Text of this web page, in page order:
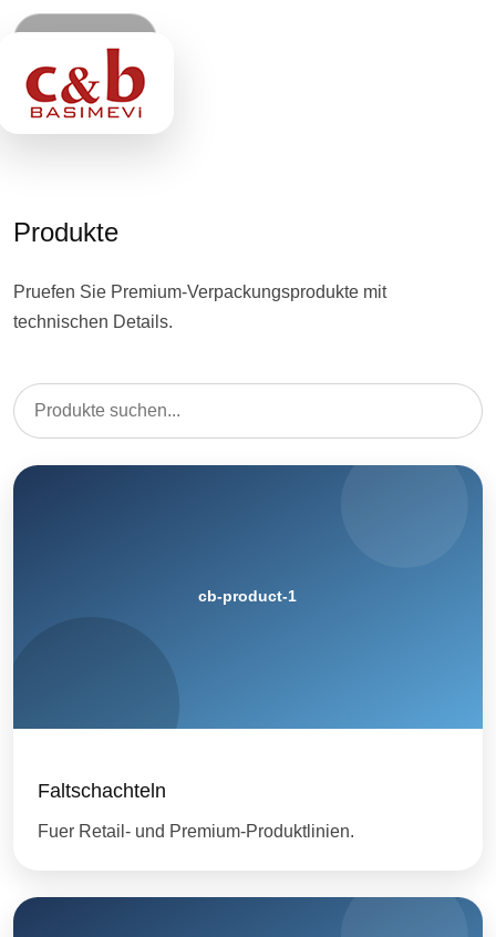
Leistungen
Kontakt
Produkte
Pruefen Sie Premium-Verpackungsprodukte mit
technischen Details.
Faltschachteln
Fuer Retail- und Premium-Produktlinien.